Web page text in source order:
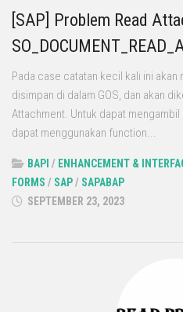
[SAP] Problem Read
Pada case catatan kecil kali ini
disimpan di dalam GOS, dan akan
Attachment. Untuk dapat
dapat menggunakan function...
BAPI / ENHANCEMENT &
FORMS / SAP/ SAPABAP
SEPTEMBER 23, 2023